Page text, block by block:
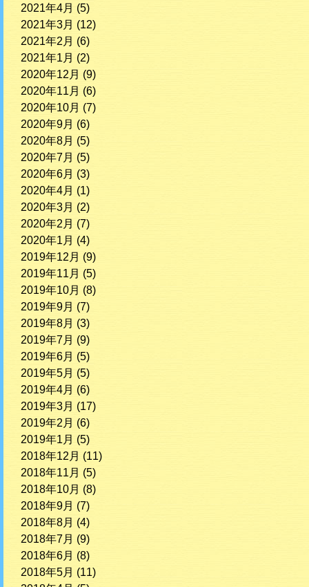
2021年4月 (5)
2021年3月 (12)
2021年2月 (6)
2021年1月 (2)
2020年12月 (9)
2020年11月 (6)
2020年10月 (7)
2020年9月 (6)
2020年8月 (5)
2020年7月 (5)
2020年6月 (3)
2020年4月 (1)
2020年3月 (2)
2020年2月 (7)
2020年1月 (4)
2019年12月 (9)
2019年11月 (5)
2019年10月 (8)
2019年9月 (7)
2019年8月 (3)
2019年7月 (9)
2019年6月 (5)
2019年5月 (5)
2019年4月 (6)
2019年3月 (17)
2019年2月 (6)
2019年1月 (5)
2018年12月 (11)
2018年11月 (5)
2018年10月 (8)
2018年9月 (7)
2018年8月 (4)
2018年7月 (9)
2018年6月 (8)
2018年5月 (11)